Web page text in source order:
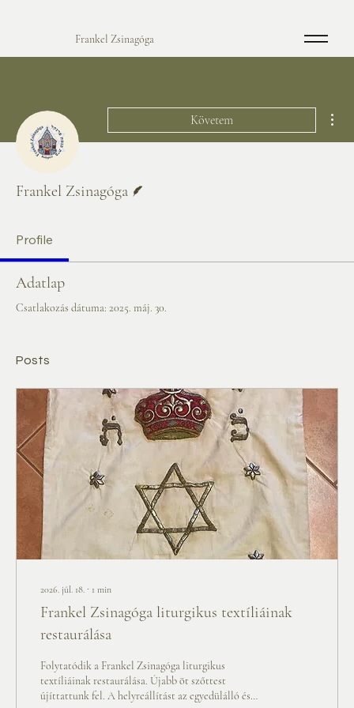
Frankel Zsinagóga
Követem
Frankel Zsinagóga
Profile
Adatlap
Csatlakozás dátuma: 2025. máj. 30.
Posts
2026. júl. 18. ∙ 1 min
Frankel Zsinagóga liturgikus textíliáinak
restaurálása
Folytatódik a Frankel Zsinagóga liturgikus
textíliáinak restaurálása. Újabb öt szőttest
újíttattunk fel. A helyreállítást az egyedülálló és